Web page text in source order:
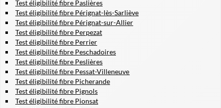
Test éligibilité fibre Paslières
Test éligibilité fibre Pérignat-lès-Sarliève
Test éligibilité fibre Pérignat-sur-Allier
Test éligibilité fibre Perpezat
Test éligibilité fibre Perrier
Test éligibilité fibre Peschadoires
Test éligibilité fibre Peslières
Test éligibilité fibre Pessat-Villeneuve
Test éligibilité fibre Picherande
Test éligibilité fibre Pignols
Test éligibilité fibre Pionsat